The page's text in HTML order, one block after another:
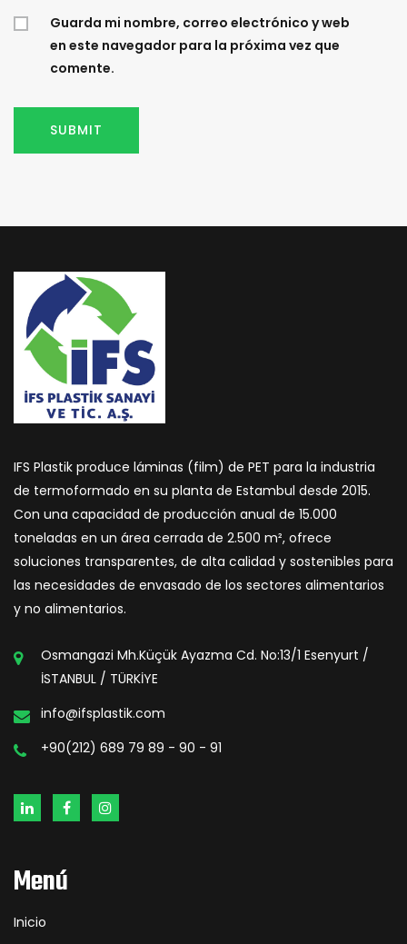
Guarda mi nombre, correo electrónico y web
en este navegador para la próxima vez que
comente.
IFS Plastik produce láminas (film) de PET para la industria
de termoformado en su planta de Estambul desde 2015.
Con una capacidad de producción anual de 15.000
toneladas en un área cerrada de 2.500 m², ofrece
soluciones transparentes, de alta calidad y sostenibles para
las necesidades de envasado de los sectores alimentarios
y no alimentarios.
Osmangazi Mh.Küçük Ayazma Cd. No:13/1 Esenyurt /
İSTANBUL / TÜRKİYE
info@ifsplastik.com
+90(212) 689 79 89 - 90 - 91
Menú
Inicio